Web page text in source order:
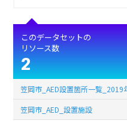
このデータセットの
リソース数
2
笠岡市_AED設置箇所一覧_2019
笠岡市_AED_設置施設